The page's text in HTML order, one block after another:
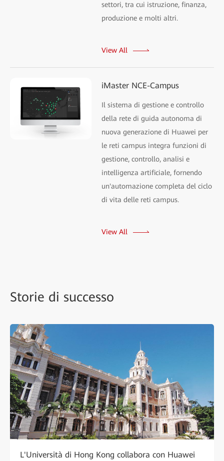
settori, tra cui istruzione, finanza,
produzione e molti altri.
View All
iMaster NCE-Campus
Il sistema di gestione e controllo
della rete di guida autonoma di
nuova generazione di Huawei per
le reti campus integra funzioni di
gestione, controllo, analisi e
intelligenza artificiale, fornendo
un'automazione completa del ciclo
di vita delle reti campus.
View All
Storie di successo
L'Università di Hong Kong collabora con Huawei